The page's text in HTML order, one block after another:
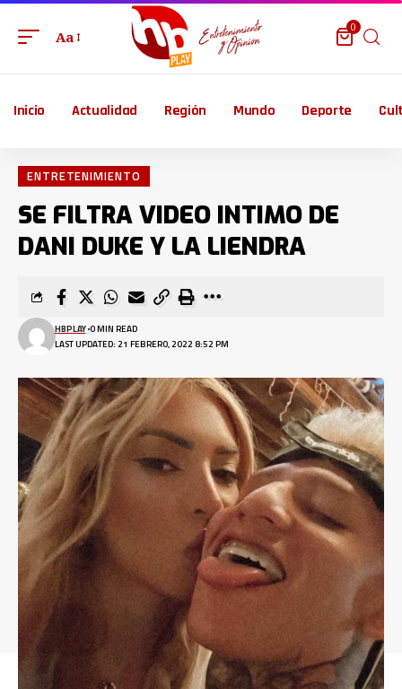
Aa
0
Inicio Actualidad Región Mundo Deporte
ENTRETENIMIENTO
SE FILTRA VIDEO INTIMO DE
DANI DUKE Y LA LIENDRA
LAST UPDATED: 21 FEBRERO, 2022 8:52 PM
HBPLAY 0 MIN READ